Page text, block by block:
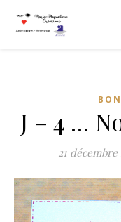
J – 4 …
21 décembre